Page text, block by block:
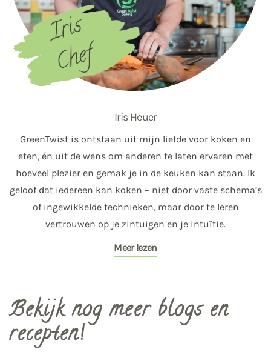
Iris Heuer
GreenTwist is ontstaan uit mijn liefde voor koken en
eten, én uit de wens om anderen te laten ervaren met
hoeveel plezier en gemak je in de keuken kan staan. Ik
geloof dat iedereen kan koken – niet door vaste schema’s
of ingewikkelde technieken, maar door te leren
vertrouwen op je zintuigen en je intuïtie.
Meer lezen
Bekijk nog meer blogs en
recepten!